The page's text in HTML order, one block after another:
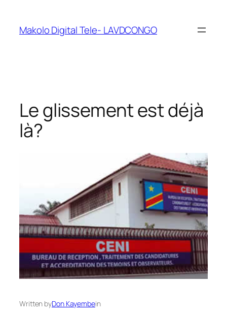
Makolo Digital Tele- LAVDCONGO
Le glissement est déjà
là?
Written byDon Kayembein